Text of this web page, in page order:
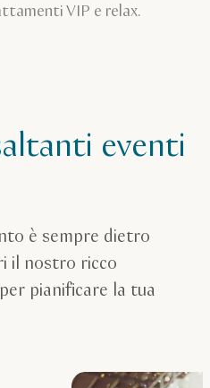
VIP e relax.
eventi
è sempre dietro
il nostro ricco
pianificare la tua